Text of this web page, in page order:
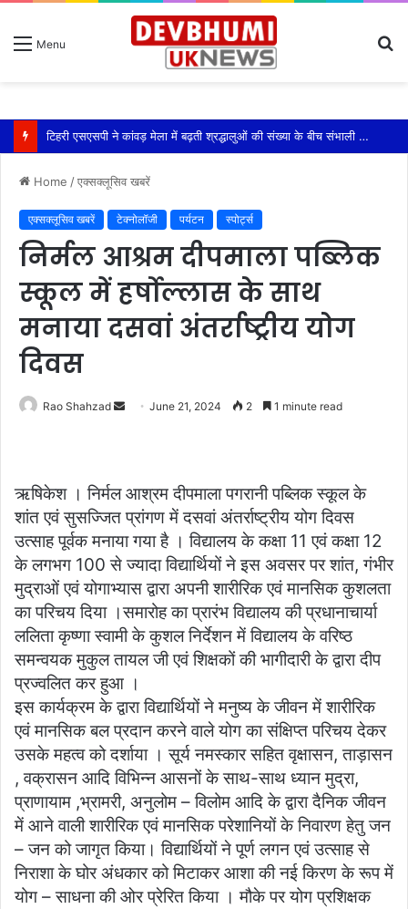
Menu
टिहरी एसएसपी ने कांवड़ मेला में बढ़ती श्रद्धालुओं की संख्या के बीच संभाली यातायात की कमान
Home /एक्सक्लूसिव खबरें
एक्सक्लूसिव खबरें टेक्नोलॉजी पर्यटन स्पोर्ट्स
निर्मल आश्रम दीपमाला पब्लिक
स्कूल में हर्षोल्लास के साथ
मनाया दसवां अंतर्राष्ट्रीय योग
दिवस
Rao Shahzad
SendJune 21, 2024 2 1 minute read
ऋषिकेश । निर्मल आश्रम दीपमाला पगरानी पब्लिक स्कूल के
शांत एवं सुसज्जित प्रांगण में दसवां अंतर्राष्ट्रीय योग दिवस
उत्साह पूर्वक मनाया गया है । विद्यालय के कक्षा 11 एवं कक्षा 12
के लगभग 100 से ज्यादा विद्यार्थियों ने इस अवसर पर शांत, गंभीर
मुद्राओं एवं योगाभ्यास द्वारा अपनी शारीरिक एवं मानसिक कुशलता
का परिचय दिया ।समारोह का प्रारंभ विद्यालय की प्रधानाचार्या
ललिता कृष्णा स्वामी के कुशल निर्देशन में विद्यालय के वरिष्ठ
समन्वयक मुकुल तायल जी एवं शिक्षकों की भागीदारी के द्वारा दीप
प्रज्वलित कर हुआ ।
इस कार्यक्रम के द्वारा विद्यार्थियों ने मनुष्य के जीवन में शारीरिक
एवं मानसिक बल प्रदान करने वाले योग का संक्षिप्त परिचय देकर
उसके महत्व को दर्शाया । सूर्य नमस्कार सहित वृक्षासन, ताड़ासन
, वक्रासन आदि विभिन्न आसनों के साथ-साथ ध्यान मुद्रा,
प्राणायाम ,भ्रामरी, अनुलोम – विलोम आदि के द्वारा दैनिक जीवन
में आने वाली शारीरिक एवं मानसिक परेशानियों के निवारण हेतु जन
– जन को जागृत किया। विद्यार्थियों ने पूर्ण लगन एवं उत्साह से
निराशा के घोर अंधकार को मिटाकर आशा की नई किरण के रूप में
योग – साधना की ओर प्रेरित किया । मौके पर योग प्रशिक्षक